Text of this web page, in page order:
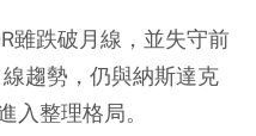
雖跌破月線，並失守前
趨勢，仍與納斯達克
入整理格局。